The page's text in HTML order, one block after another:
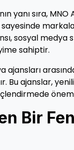
yanı sıra,
sosyal
sahiptir.
arasında
Bu ajanslar,
Bir